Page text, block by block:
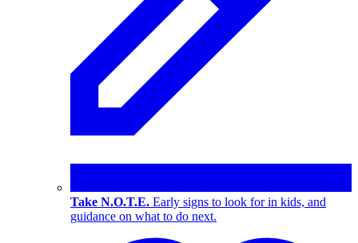
Take N.O.T.E. Early signs to look for in kids, and
guidance on what to do next.